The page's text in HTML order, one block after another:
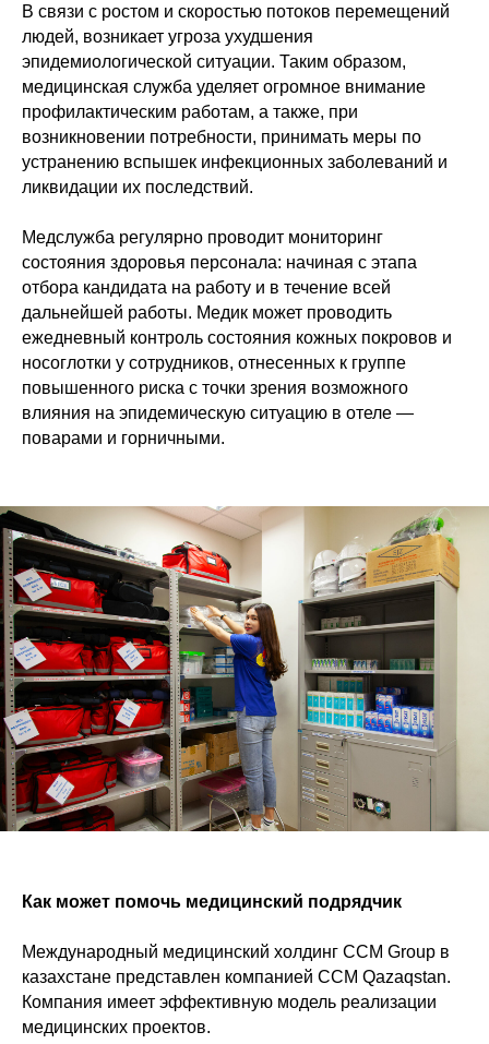
В связи с ростом и скоростью потоков перемещений
людей, возникает угроза ухудшения
эпидемиологической ситуации. Таким образом,
медицинская служба уделяет огромное внимание
профилактическим работам, а также, при
возникновении потребности, принимать меры по
устранению вспышек инфекционных заболеваний и
ликвидации их последствий.
Медслужба регулярно проводит мониторинг
состояния здоровья персонала: начиная с этапа
отбора кандидата на работу и в течение всей
дальнейшей работы. Медик может проводить
ежедневный контроль состояния кожных покровов и
носоглотки у сотрудников, отнесенных к группе
повышенного риска с точки зрения возможного
влияния на эпидемическую ситуацию в отеле —
поварами и горничными.
Как может помочь медицинский подрядчик
Международный медицинский холдинг CCM Group в
казахстане представлен компанией ССМ Qazaqstan.
Компания имеет эффективную модель реализации
медицинских проектов.